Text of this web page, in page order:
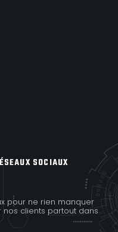
SOCIAUX
pour ne rien manquer
clients partout dans